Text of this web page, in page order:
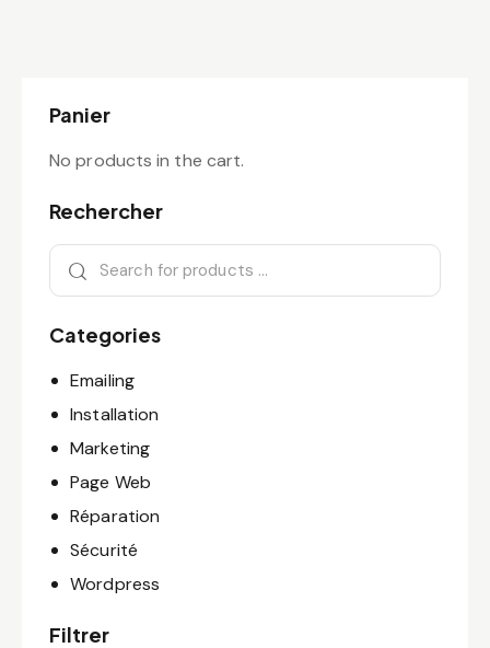
Panier
No products in the cart.
Rechercher
Categories
Emailing
Installation
Marketing
Page Web
Réparation
Sécurité
Wordpress
Filtrer